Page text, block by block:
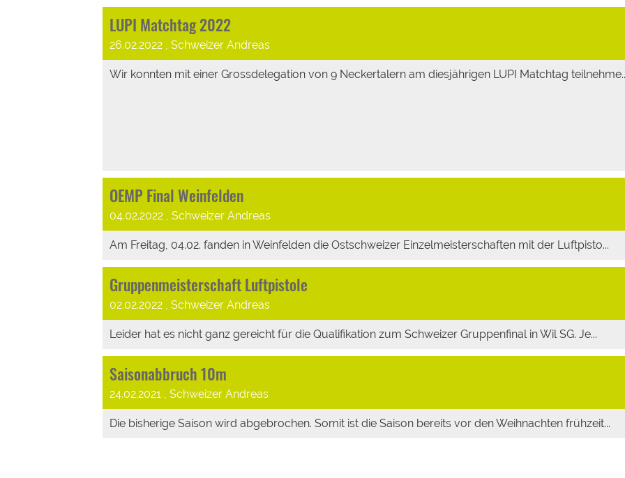
LUPI Matchtag 2022
26.02.2022 , Schweizer Andreas
Wir konnten mit einer Grossdelegation von 9 Neckertalern am diesjährigen LUPI Matchtag
OEMP Final Weinfelden
04.02.2022 , Schweizer Andreas
Am Freitag, 04.02. fanden in Weinfelden die Ostschweizer Einzelmeisterschaften mit der Luftpisto...
Gruppenmeisterschaft Luftpistole
02.02.2022 , Schweizer Andreas
Leider hat es nicht ganz gereicht für die Qualifikation zum Schweizer Gruppenfinal in Wil SG. Je...
Saisonabbruch 10m
24.02.2021 , Schweizer Andreas
Die bisherige Saison wird abgebrochen. Somit ist die Saison bereits vor den Weihnachten frühzeit...